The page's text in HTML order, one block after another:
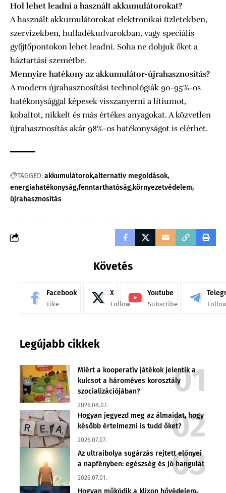
Hol lehet leadni a használt akkumulátorokat?
A használt akkumulátorokat elektronikai üzletekben,
szervizekben, hulladékudvarokban, vagy speciális
gyűjtőpontokon lehet leadni. Soha ne dobjuk őket a
háztartási szemétbe.
Mennyire hatékony az akkumulátor-újrahasznosítás?
A modern újrahasznosítási technológiák 90-95%-os
hatékonysággal képesek visszanyerni a lítiumot,
kobaltot, nikkelt és más értékes anyagokat. A közvetlen
újrahasznosítás akár 98%-os hatékonyságot is elérhet.
TAGGED:akkumulátorokalternatív megoldások
energiahatékonyságfenntarthatóság környezetvédelem
újrahasznosítás
Követés
Facebook
Like
X
Follow
Youtube
Subscribe
Legújabb cikkek
Miért a kooperatív játékok jelentik a
kulcsot a hároméves korosztály
szocializációjában?
2026.08.07.
Hogyan jegyezd meg az álmaidat, hogy
később értelmezni is tudd őket?
2026.07.07.
Az ultraibolya sugárzás rejtett előnyei
a napfényben: egészség és jó hangulat
2026.07.01.
Hogyan működik a klixon hővédelem,